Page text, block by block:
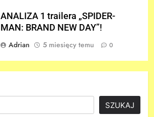
ANALIZA 1 trailera „SPIDER-
MAN: BRAND NEW DAY”!
Adrian
5 miesięcy temu 0
SZUKAJ